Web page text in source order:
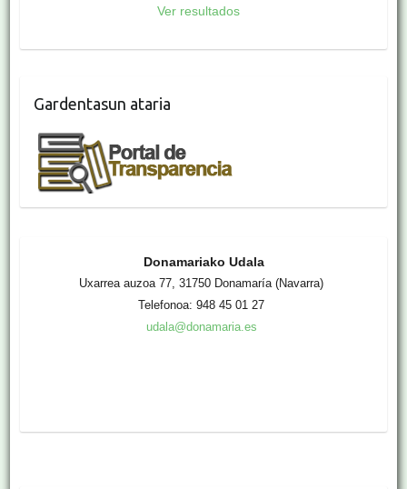
Ver resultados
Gardentasun ataria
Donamariako Udala
Uxarrea auzoa 77, 31750 Donamaría (Navarra)
Telefonoa: 948 45 01 27
udala@donamaria.es